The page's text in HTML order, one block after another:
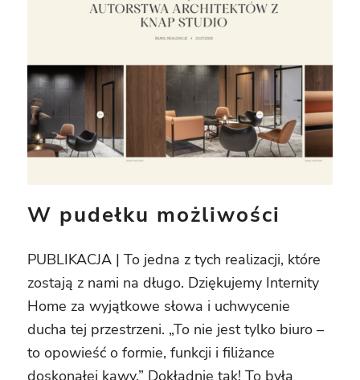
W pudełku możliwości
PUBLIKACJA | To jedna z tych realizacji, które
zostają z nami na długo. Dziękujemy Internity
Home za wyjątkowe słowa i uchwycenie
ducha tej przestrzeni. „To nie jest tylko biuro –
to opowieść o formie, funkcji i filiżance
doskonałej kawy.” Dokładnie tak! To była